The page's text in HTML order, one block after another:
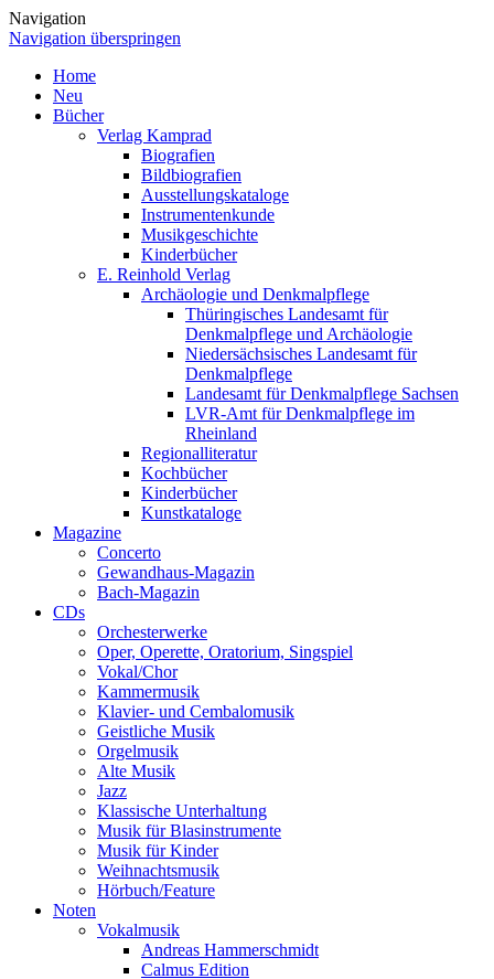
Navigation
Navigation überspringen
Home
Neu
Bücher
Verlag Kamprad
Biografien
Bildbiografien
Ausstellungskataloge
Instrumentenkunde
Musikgeschichte
Kinderbücher
E. Reinhold Verlag
Archäologie und Denkmalpflege
Thüringisches Landesamt für
Denkmalpflege und Archäologie
Niedersächsisches Landesamt für
Denkmalpflege
Landesamt für Denkmalpflege Sachsen
LVR-Amt für Denkmalpflege im
Rheinland
Regionalliteratur
Kochbücher
Kinderbücher
Kunstkataloge
Magazine
Concerto
Gewandhaus-Magazin
Bach-Magazin
CDs
Orchesterwerke
Oper, Operette, Oratorium, Singspiel
Vokal/Chor
Kammermusik
Klavier- und Cembalomusik
Geistliche Musik
Orgelmusik
Alte Musik
Jazz
Klassische Unterhaltung
Musik für Blasinstrumente
Musik für Kinder
Weihnachtsmusik
Hörbuch/Feature
Noten
Vokalmusik
Andreas Hammerschmidt
Calmus Edition